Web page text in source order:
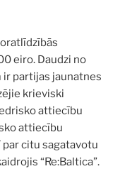
eiro. Daudzi no
partijas jaunatnes
krieviski
attiecību
attiecību
citu sagatavotu
“Re:Baltica”.